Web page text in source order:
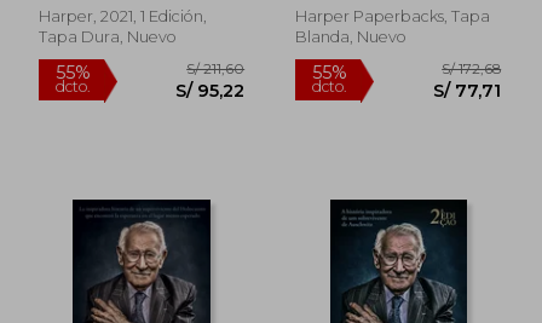
Harper, 2021, 1 Edición,
Tapa Dura, Nuevo
Harper Paperbacks, Tapa
Blanda, Nuevo